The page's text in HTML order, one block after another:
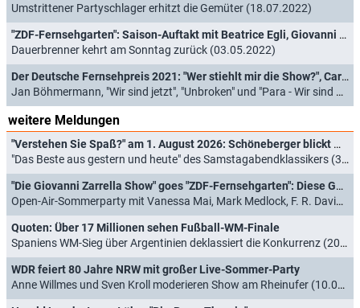
Umstrittener Partyschlager erhitzt die Gemüter (18.07.2022)
"ZDF-Fernsehgarten": Saison-Auftakt mit Beatrice Egli, Giovanni Zarrella, Maite Kelly und Chris de Burgh
Dauerbrenner kehrt am Sonntag zurück (03.05.2022)
Der Deutsche Fernsehpreis 2021: "Wer stiehlt mir die Show?", Carolin Kebekus und "ZDF-Fernsehgarten" nominiert
Jan Böhmermann, "Wir sind jetzt", "Unbroken" und "Para - Wir sind King" im Rennen (01.09.2021)
weitere Meldungen
"Verstehen Sie Spaß?" am 1. August 2026: Schöneberger blickt mit Kiewel und Kraus zurück
"Das Beste aus gestern und heute" des Samstagabendklassikers (30.07.2026)
"Die Giovanni Zarrella Show" goes "ZDF-Fernsehgarten": Diese Gäste sind am 29. August 2026 dabei
Open-Air-Sommerparty mit Vanessa Mai, Mark Medlock, F. R. David und Sarah Brightman (20.07.2026)
Quoten: Über 17 Millionen sehen Fußball-WM-Finale
Spaniens WM-Sieg über Argentinien deklassiert die Konkurrenz (20.07.2026)
WDR feiert 80 Jahre NRW mit großer Live-Sommer-Party
Anne Willmes und Sven Kroll moderieren Show am Rheinufer (10.07.2026)